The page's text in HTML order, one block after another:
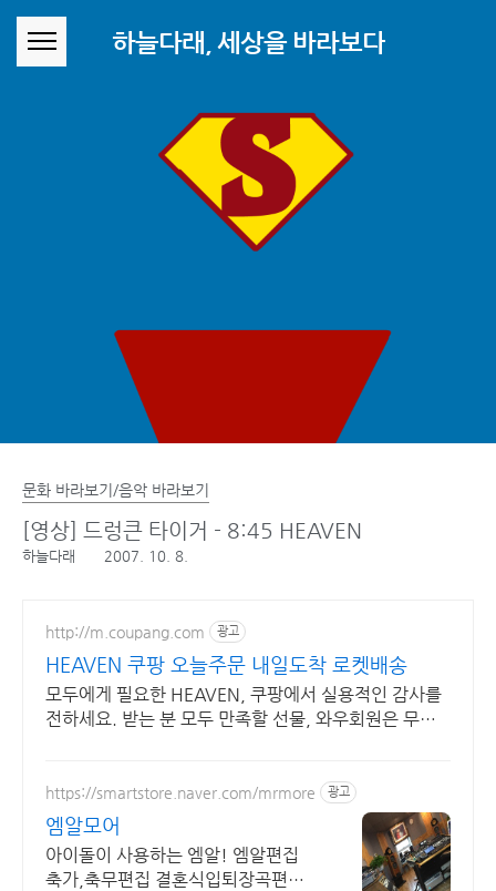
하늘다래, 세상을 바라보다
문화 바라보기/음악 바라보기
[영상] 드렁큰 타이거 - 8:45 HEAVEN
하늘다래 2007. 10. 8.
http://m.coupang.com 광고
HEAVEN 쿠팡 오늘주문 내일도착 로켓배송
모두에게 필요한 HEAVEN, 쿠팡에서 실용적인 감사를
전하세요. 받는 분 모두 만족할 선물, 와우회원은 무료
https://smartstore.naver.com/mrmore 광고
엠알모어
아이돌이 사용하는 엠알! 엠알편집
축가,축무편집 결혼식입퇴장곡편집